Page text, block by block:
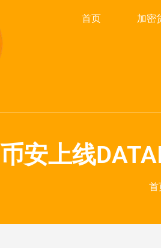
首页 加密
币安上线
首